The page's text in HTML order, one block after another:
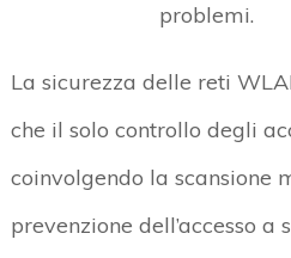
problemi.
La sicurezza delle reti
che il solo controllo degli
coinvolgendo la scansione
prevenzione dell’accesso a